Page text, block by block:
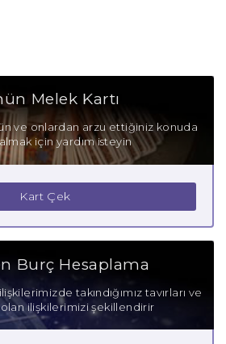
Melek Kartı
ve onlardan arzu ettiğiniz konuda
için yardım isteyin
Kart Çek
Burç Hesaplama
takındığımız tavırları ve
ilişkilerimizi şekillendirir